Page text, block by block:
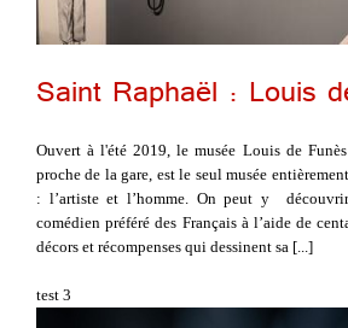
Saint Raphaël : Louis
Ouvert à l'été 2019, le musée Louis de
proche de la gare, est le seul musée
: l’artiste et l’homme. On peut y
comédien préféré des Français à l’aide de
décors et récompenses qui dessinent sa [...]
test 3